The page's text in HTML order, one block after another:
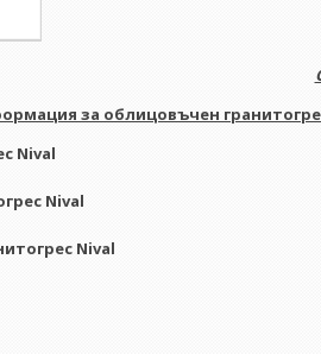
за oблицовъчен
Nival
Nival
Nival